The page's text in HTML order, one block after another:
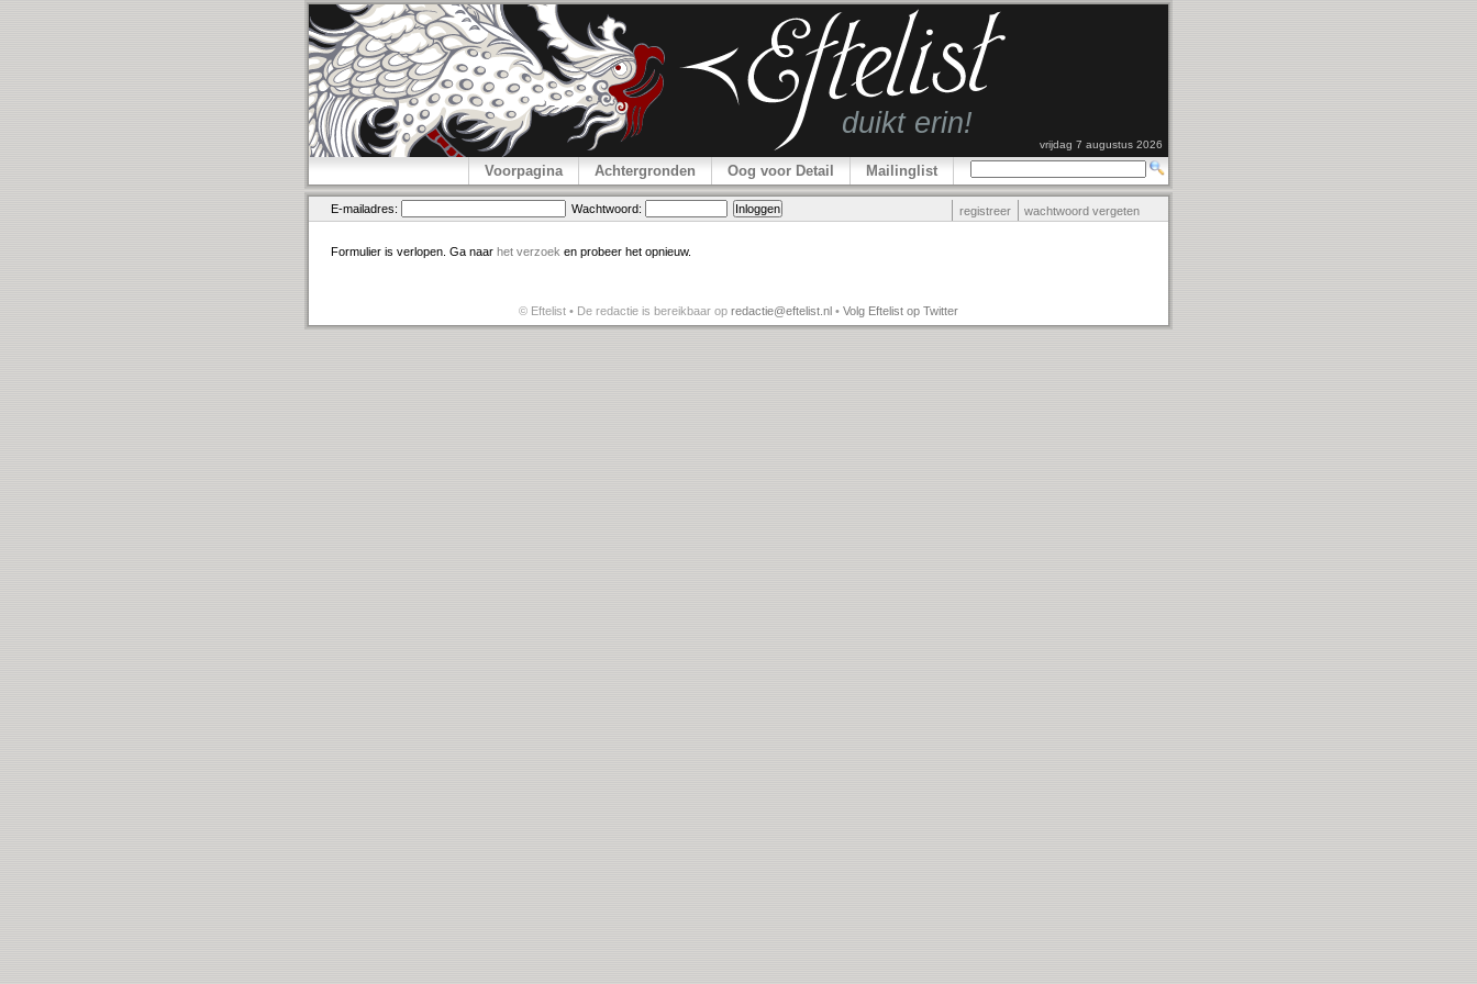
vrijdag 7 augustus 2026
Voorpagina Achtergronden Oog voor Detail Mailinglist
E-mailadres: Wachtwoord: registreer wachtwoord vergeten
Formulier is verlopen. Ga naar het verzoek en probeer het opnieuw.
© Eftelist • De redactie is bereikbaar op redactie@eftelist.nl • Volg Eftelist op Twitter